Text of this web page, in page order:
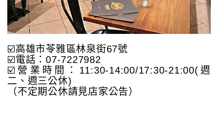
☑️高雄市苓雅區林泉街67號
☑️電話：07-7227982
☑️營業時間：11:30-14:00/17:30-21:00(週
二、週三公休)
（不定期公休請見店家公告）